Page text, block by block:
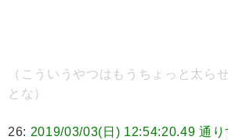
（こういうやつはもうちょっと太ら
とな）
26: 2019/03/03(日) 12:54:20.49 通り